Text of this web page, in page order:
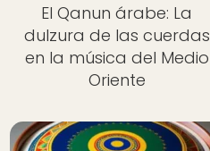
El Qanun árabe: La
dulzura de las cuerdas
en la música del Medio
Oriente